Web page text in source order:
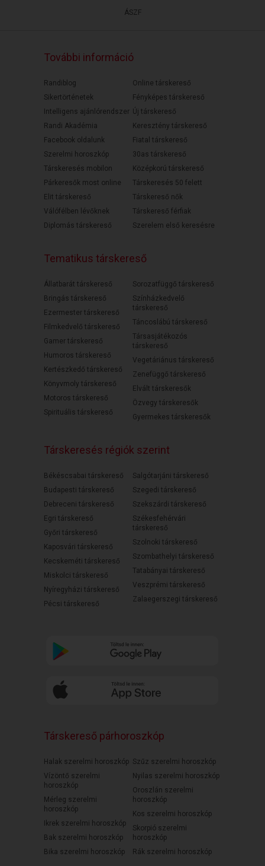
ÁSZF
További információ
Randiblog
Sikertörténetek
Intelligens ajánlórendszer
Randi Akadémia
Facebook oldalunk
Szerelmi horoszkóp
Társkeresés mobilon
Párkeresők most online
Elit társkereső
Válófélben lévőknek
Diplomás társkereső
Online társkereső
Fényképes társkereső
Új társkereső
Keresztény társkereső
Fiatal társkereső
30as társkereső
Középkorú társkereső
Társkeresés 50 felett
Társkereső nők
Társkereső férfiak
Szerelem első keresésre
Tematikus társkereső
Állatbarát társkereső
Bringás társkereső
Ezermester társkereső
Filmkedvelő társkereső
Gamer társkereső
Humoros társkereső
Kertészkedő társkereső
Könyvmoly társkereső
Motoros társkereső
Spirituális társkereső
Sorozatfüggő társkereső
Színházkedvelő
társkereső
Táncoslábú társkereső
Társasjátékozós
társkereső
Vegetáriánus társkereső
Zenefüggő társkereső
Elvált társkeresők
Özvegy társkeresők
Gyermekes társkeresők
Társkeresés régiók szerint
Békéscsabai társkereső
Budapesti társkereső
Debreceni társkereső
Egri társkereső
Győri társkereső
Kaposvári társkereső
Kecskeméti társkereső
Miskolci társkereső
Nyíregyházi társkereső
Pécsi társkereső
Salgótarjáni társkereső
Szegedi társkereső
Szekszárdi társkereső
Székesfehérvári
társkereső
Szolnoki társkereső
Szombathelyi társkereső
Tatabányai társkereső
Veszprémi társkereső
Zalaegerszegi társkereső
Társkereső párhoroszkóp
Halak szerelmi horoszkóp
Vízöntő szerelmi
horoszkóp
Mérleg szerelmi
horoszkóp
Ikrek szerelmi horoszkóp
Bak szerelmi horoszkóp
Bika szerelmi horoszkóp
Szűz szerelmi horoszkóp
Nyilas szerelmi horoszkóp
Oroszlán szerelmi
horoszkóp
Kos szerelmi horoszkóp
Skorpió szerelmi
horoszkóp
Rák szerelmi horoszkóp